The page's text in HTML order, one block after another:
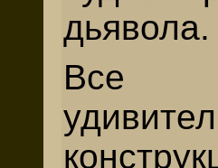
дьявола.
Все